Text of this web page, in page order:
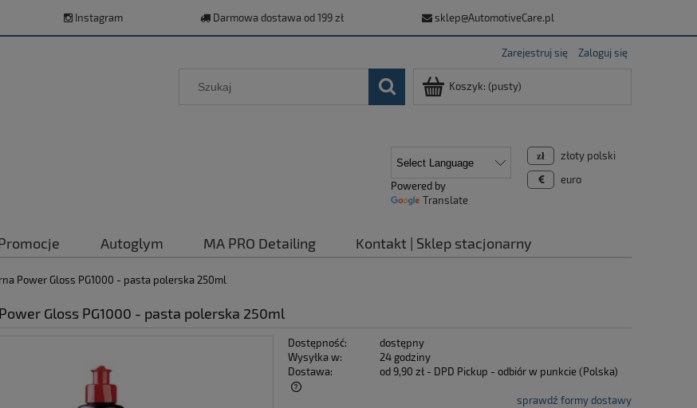
Instagram Darmowa dostawa od 199 zł sklep@AutomotiveCare.pl
Zarejestruj się Zaloguj się
Koszyk: (pusty)
złoty polski
euro
Powered by
Translate
Autoglym MA PRO Detailing Kontakt | Sklep stacjonarny
Power Gloss PG1000 - pasta polerska 250ml
Gloss PG1000 - pasta polerska 250ml
Dostępność:
dostępny
Wysyłka w:
24 godziny
Dostawa:
od 9,90 zł - DPD Pickup - odbiór w punkcie (Polska)
sprawdź formy dostawy